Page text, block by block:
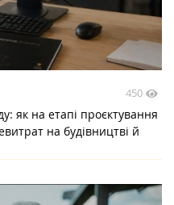
450
як на етапі проєктування
на будівництві й